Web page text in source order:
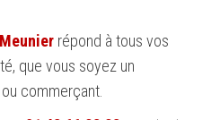
répond à tous vos
que vous soyez un
commerçant.